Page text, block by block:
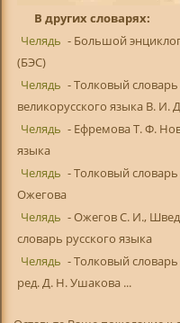
В других словарях:
Челядь - Большой
(БЭС)
Челядь - Толковый
великорусского языка В. И.
Челядь - Ефремова Т. Ф.
языка
Челядь - Толковый
Ожегова
Челядь - Ожегов С. И.,
словарь русского языка
Челядь - Толковый
ред. Д. Н. Ушакова ...